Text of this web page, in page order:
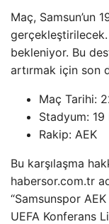
Maç, Samsun’un
gerçekleştirilecek.
bekleniyor. Bu
artırmak için son
Maç Tarihi:
Stadyum: 19
Rakip: AEK
Bu karşılaşma
habersor.com.tr
“Samsunspor
UEFA Konferans